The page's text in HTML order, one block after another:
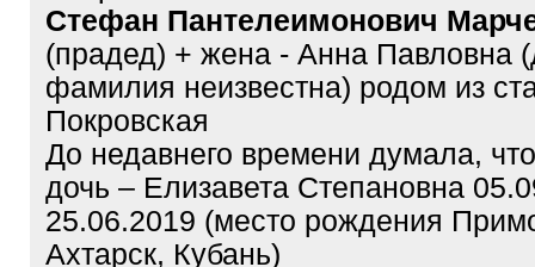
Стефан Пантелеимонович
(прадед) + жена - Анна Павловна
фамилия неизвестна) родом из
Покровская
До недавнего времени думала,
дочь – Елизавета Степановна
25.06.2019 (место рождения
Ахтарск, Кубань)